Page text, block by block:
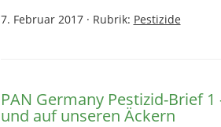
7. Februar 2017· Rubrik: Pestizide
PAN Germany Pestizid-Brief
und auf unseren Äckern